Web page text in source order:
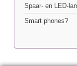
Spaar- en LED-
Smart phones?